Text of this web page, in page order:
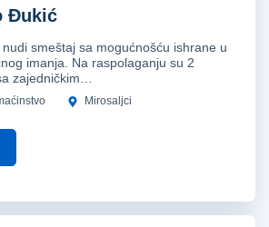
Đukić
smeštaj sa mogućnošću ishrane u
imanja. Na raspolaganju su 2
zajedničkim…
Mirosaljci